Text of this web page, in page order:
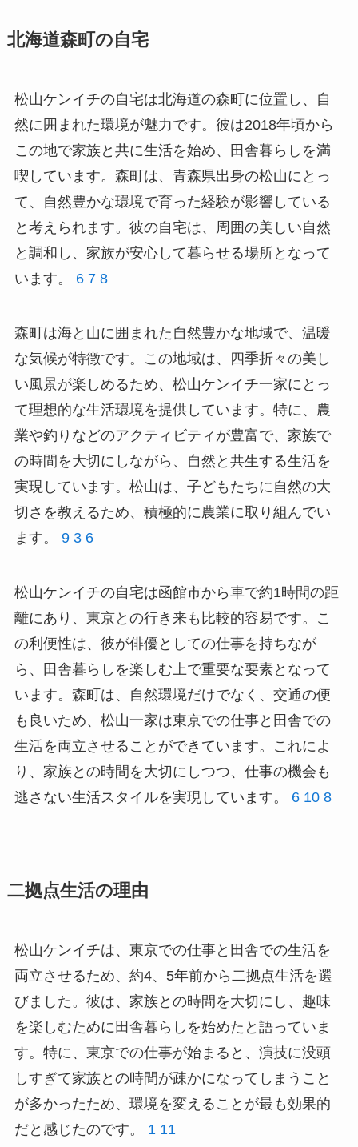
北海道森町の自宅
松山ケンイチの自宅は北海道の森町に位置し、自
然に囲まれた環境が魅力です。彼は2018年頃から
この地で家族と共に生活を始め、田舎暮らしを満
喫しています。森町は、青森県出身の松山にとっ
て、自然豊かな環境で育った経験が影響している
と考えられます。彼の自宅は、周囲の美しい自然
と調和し、家族が安心して暮らせる場所となって
います。 6 7 8
森町は海と山に囲まれた自然豊かな地域で、温暖
な気候が特徴です。この地域は、四季折々の美し
い風景が楽しめるため、松山ケンイチ一家にとっ
て理想的な生活環境を提供しています。特に、農
業や釣りなどのアクティビティが豊富で、家族で
の時間を大切にしながら、自然と共生する生活を
実現しています。松山は、子どもたちに自然の大
切さを教えるため、積極的に農業に取り組んでい
ます。 9 3 6
松山ケンイチの自宅は函館市から車で約1時間の距
離にあり、東京との行き来も比較的容易です。こ
の利便性は、彼が俳優としての仕事を持ちなが
ら、田舎暮らしを楽しむ上で重要な要素となって
います。森町は、自然環境だけでなく、交通の便
も良いため、松山一家は東京での仕事と田舎での
生活を両立させることができています。これによ
り、家族との時間を大切にしつつ、仕事の機会も
逃さない生活スタイルを実現しています。 6 10 8
二拠点生活の理由
松山ケンイチは、東京での仕事と田舎での生活を
両立させるため、約4、5年前から二拠点生活を選
びました。彼は、家族との時間を大切にし、趣味
を楽しむために田舎暮らしを始めたと語っていま
す。特に、東京での仕事が始まると、演技に没頭
しすぎて家族との時間が疎かになってしまうこと
が多かったため、環境を変えることが最も効果的
だと感じたのです。 1 11